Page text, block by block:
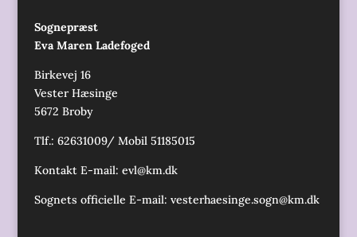
Sognepræst
Eva Maren Ladefoged
Birkevej 16
Vester Hæsinge
5672 Broby
Tlf.: 62631009/ Mobil 51185015
Kontakt E-mail: evl@km.dk
Sognets officielle E-mail: vesterhaesinge.sogn@km.dk